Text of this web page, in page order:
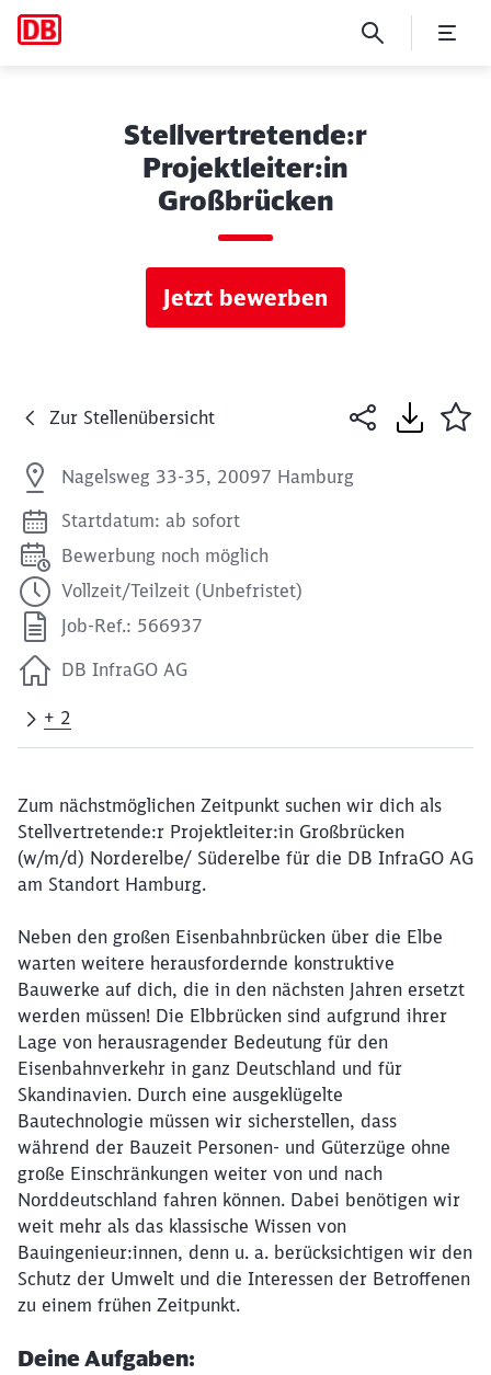
Stellvertretende:r
Projektleiter:in
Großbrücken
Jetzt bewerben
Zur Stellenübersicht
Nagelsweg 33-35, 20097 Hamburg
Startdatum: ab sofort
Bewerbung noch möglich
Vollzeit/Teilzeit (Unbefristet)
Job-Ref.: 566937
DB InfraGO AG
+ 2
Zum nächstmöglichen Zeitpunkt suchen wir dich als
Stellvertretende:r Projektleiter:in Großbrücken
(w/m/d) Norderelbe/ Süderelbe für die DB InfraGO AG
am Standort Hamburg.
Neben den großen Eisenbahnbrücken über die Elbe
warten weitere herausfordernde konstruktive
Bauwerke auf dich, die in den nächsten Jahren ersetzt
werden müssen! Die Elbbrücken sind aufgrund ihrer
Lage von herausragender Bedeutung für den
Eisenbahnverkehr in ganz Deutschland und für
Skandinavien. Durch eine ausgeklügelte
Bautechnologie müssen wir sicherstellen, dass
während der Bauzeit Personen- und Güterzüge ohne
große Einschränkungen weiter von und nach
Norddeutschland fahren können. Dabei benötigen wir
weit mehr als das klassische Wissen von
Bauingenieur:innen, denn u. a. berücksichtigen wir den
Schutz der Umwelt und die Interessen der Betroffenen
zu einem frühen Zeitpunkt.
Deine Aufgaben: